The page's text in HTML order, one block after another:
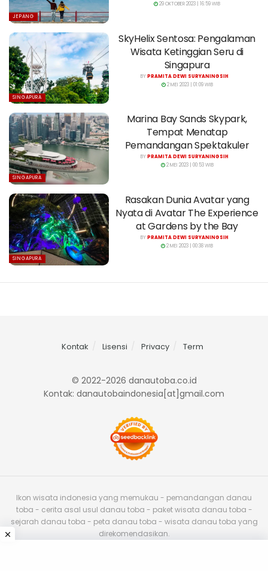
JEPANG
29 OKTOBER 2023 | 16:59 WIB
SINGAPURA
SkyHelix Sentosa: Pengalaman
Wisata Ketinggian Seru di
Singapura
BYPRAMITA DEWI SURYANINGSIH
2 MEI 2023 | 01:09 WIB
SINGAPURA
Marina Bay Sands Skypark,
Tempat Menatap
Pemandangan Spektakuler
BYPRAMITA DEWI SURYANINGSIH
2 MEI 2023 | 00:53 WIB
SINGAPURA
Rasakan Dunia Avatar yang
Nyata di Avatar The Experience
at Gardens by the Bay
BYPRAMITA DEWI SURYANINGSIH
2 MEI 2023 | 00:38 WIB
Kontak Lisensi Privacy Term
© 2022-2026 danautoba.co.id
Kontak: danautobaindonesia[at]gmail.com
Ikon wisata indonesia yang memukau - pemandangan danau
toba - cerita asal usul danau toba - paket wisata danau toba -
sejarah danau toba - peta danau toba - wisata danau toba yang
direkomendasikan.